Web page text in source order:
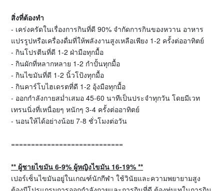
สิ่งที่ต้องทำ
- เคร่งครัดในเรื่องการกินที่ดี 90% จำกัดการกินของหวาน อาหาร
แปรรูปหรือเครื่องดื่มที่ให้พลังงานสูงเหลือเพียง 1-2 ครั้งต่ออาทิตย์
- กินโปรตีนที่ดี 1-2 ฝ่ามือทุกมื้อ
- กินผักที่หลากหลาย 1-2 กำปั้นทุกมื้อ
- กินไขมันที่ดี 1-2 นิ้วโป้งทุกมื้อ
- กินคาร์โบไฮเดรตที่ดี 1-2 อุ้งมือทุกมื้อ
- ออกกำลังกายสม่ำเสมอ 45-60 นาทีเป็นประจำทุกวัน โดยมีเวท
เทรนนิ่งที่เหนื่อยๆ หนักๆ 3-4 ครั้งต่ออาทิตย์
- นอนให้ได้อย่างน้อย 7-8 ชั่วโมงต่อวัน
============================
** ผู้ชายไขมัน 6-9% ผู้หญิงไขมัน 16-19% **
เปอร์เซ็นไขมันอยู่ในเกณฑ์นักกีฬา ใช้วินัยและความพยายามสูง